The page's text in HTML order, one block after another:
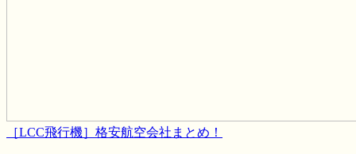
［LCC飛行機］格安航空会社まとめ！